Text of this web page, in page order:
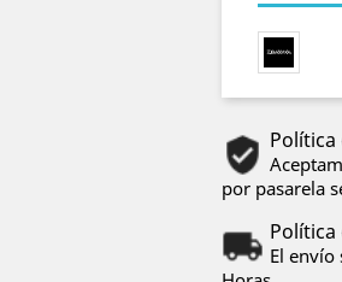
por pasarela
Política
El envío